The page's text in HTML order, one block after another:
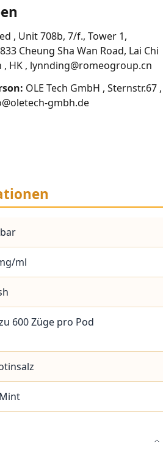
, Unit 708b, 7/f., Tower 1,
Cheung Sha Wan Road, Lai Chi
, HK , lynnding@romeogroup.cn
OLE Tech GmbH , Sternstr.67 ,
gmbh.de
ml
600 Züge pro Pod